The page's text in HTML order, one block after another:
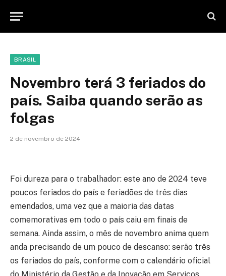
BRASIL
Novembro terá 3 feriados do
país. Saiba quando serão as
folgas
2 de novembro de 2024
Foi dureza para o trabalhador: este ano de 2024 teve
poucos feriados do país e feriadões de três dias
emendados, uma vez que a maioria das datas
comemorativas em todo o país caiu em finais de
semana. Ainda assim, o mês de novembro anima quem
anda precisando de um pouco de descanso: serão três
os feriados do país, conforme com o calendário oficial
do Ministério da Gestão e da Inovação em Serviços